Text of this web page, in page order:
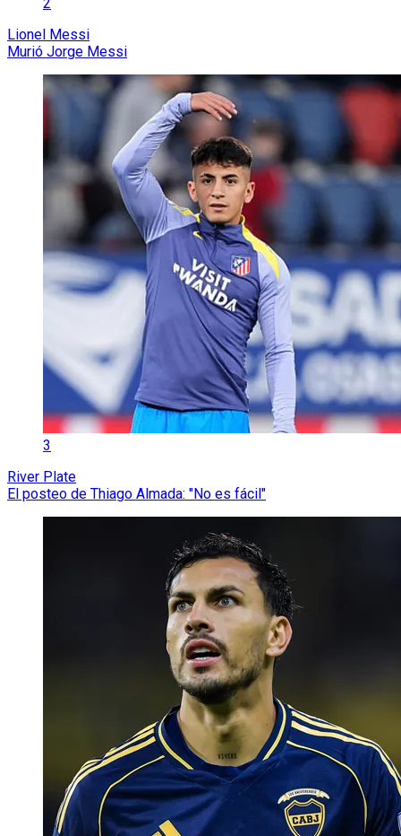
Lionel Messi
Murió Jorge Messi
3
River Plate
El posteo de Thiago Almada: "No es fácil"